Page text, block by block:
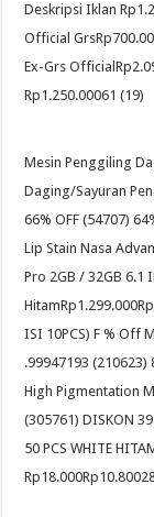
Deskripsi Iklan
Official
Ex-Grs
Rp1.250.00061 (19)
Mesin Penggiling
Daging/Sayuran
66% OFF (54707)
Lip Stain Nasa
Pro 2GB / 32GB 6.1
ISI 10PCS) F % Off
.99947193 (210623)
High Pigmentation
(305761) DISKON
50 PCS WHITE